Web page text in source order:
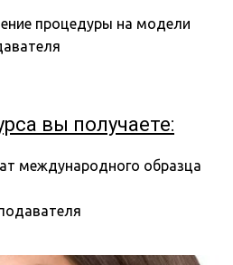
процедуры на модели
вы получаете:
международного образца